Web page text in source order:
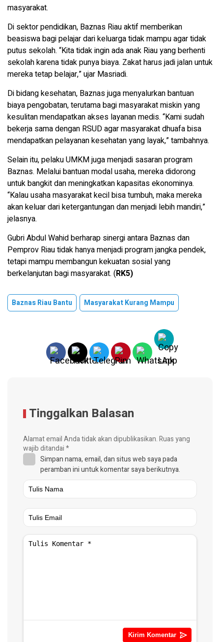
masyarakat.
Di sektor pendidikan, Baznas Riau aktif memberikan
beasiswa bagi pelajar dari keluarga tidak mampu agar tidak
putus sekolah. “Kita tidak ingin ada anak Riau yang berhenti
sekolah karena tidak punya biaya. Zakat harus jadi jalan untuk
mereka tetap belajar,” ujar Masriadi.
Di bidang kesehatan, Baznas juga menyalurkan bantuan
biaya pengobatan, terutama bagi masyarakat miskin yang
kesulitan mendapatkan akses layanan medis. “Kami sudah
bekerja sama dengan RSUD agar masyarakat dhuafa bisa
mendapatkan pelayanan kesehatan yang layak,” tambahnya.
Selain itu, pelaku UMKM juga menjadi sasaran program
Baznas. Melalui bantuan modal usaha, mereka didorong
untuk bangkit dan meningkatkan kapasitas ekonominya.
“Kalau usaha masyarakat kecil bisa tumbuh, maka mereka
akan keluar dari ketergantungan dan menjadi lebih mandiri,”
jelasnya.
Gubri Abdul Wahid berharap sinergi antara Baznas dan
Pemprov Riau tidak hanya menjadi program jangka pendek,
tetapi mampu membangun kekuatan sosial yang
berkelanjutan bagi masyarakat. (RK5)
Baznas Riau Bantu Masyarakat Kurang Mampu
Tinggalkan Balasan
Alamat email Anda tidak akan dipublikasikan.Ruas yang
wajib ditandai*
Simpan nama, email, dan situs web saya pada
peramban ini untuk komentar saya berikutnya.